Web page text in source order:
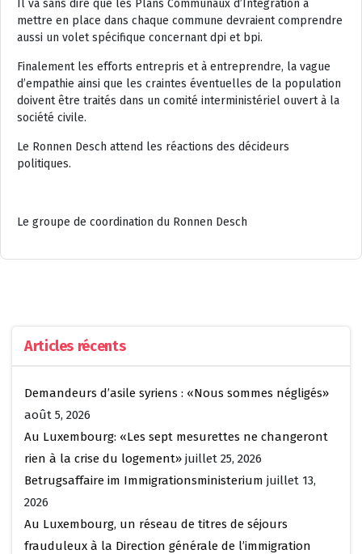
Il va sans dire que les Plans Communaux d’Intégration à
mettre en place dans chaque commune devraient comprendre
aussi un volet spécifique concernant dpi et bpi.
Finalement les efforts entrepris et à entreprendre, la vague
d’empathie ainsi que les craintes éventuelles de la population
doivent être traités dans un comité interministériel ouvert à la
société civile.
Le Ronnen Desch attend les réactions des décideurs
politiques.
Le groupe de coordination du Ronnen Desch
Articles récents
Demandeurs d’asile syriens : «Nous sommes négligés»
août 5, 2026
Au Luxembourg: «Les sept mesurettes ne changeront
rien à la crise du logement» juillet 25, 2026
Betrugsaffaire im Immigrationsministerium juillet 13,
2026
Au Luxembourg, un réseau de titres de séjours
frauduleux à la Direction générale de l’immigration